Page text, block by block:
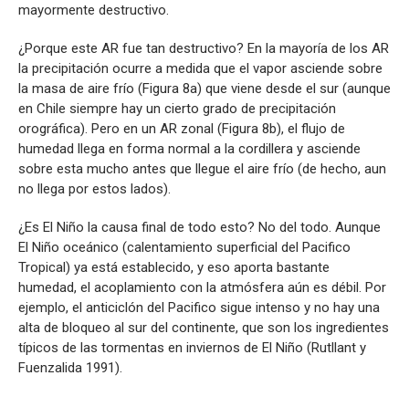
mayormente destructivo.
¿Porque este AR fue tan destructivo? En la mayoría de los AR
la precipitación ocurre a medida que el vapor asciende sobre
la masa de aire frío (Figura 8a) que viene desde el sur (aunque
en Chile siempre hay un cierto grado de precipitación
orográfica). Pero en un AR zonal (Figura 8b), el flujo de
humedad llega en forma normal a la cordillera y asciende
sobre esta mucho antes que llegue el aire frío (de hecho, aun
no llega por estos lados).
¿Es El Niño la causa final de todo esto? No del todo. Aunque
El Niño oceánico (calentamiento superficial del Pacifico
Tropical) ya está establecido, y eso aporta bastante
humedad, el acoplamiento con la atmósfera aún es débil. Por
ejemplo, el anticiclón del Pacifico sigue intenso y no hay una
alta de bloqueo al sur del continente, que son los ingredientes
típicos de las tormentas en inviernos de El Niño (Rutllant y
Fuenzalida 1991).